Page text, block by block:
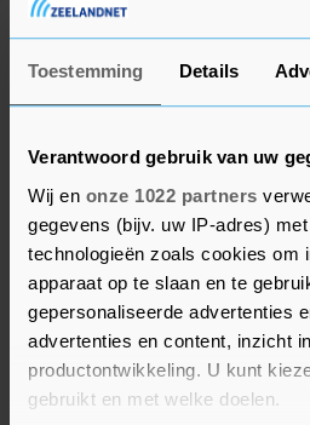
Toestemming Details
Verantwoord gebruik van uw
Wij en onze 1022 partners
gegevens (bijv. uw IP-adres)
technologieën zoals cookies om
apparaat op te slaan en te
gepersonaliseerde advertenties
advertenties en content, inzicht
productontwikkeling. U kunt
gebruikt en met welke doelen.
besmettingen staat Indonesië
wereldranglijst net onder
gezondheidsautoriteiten